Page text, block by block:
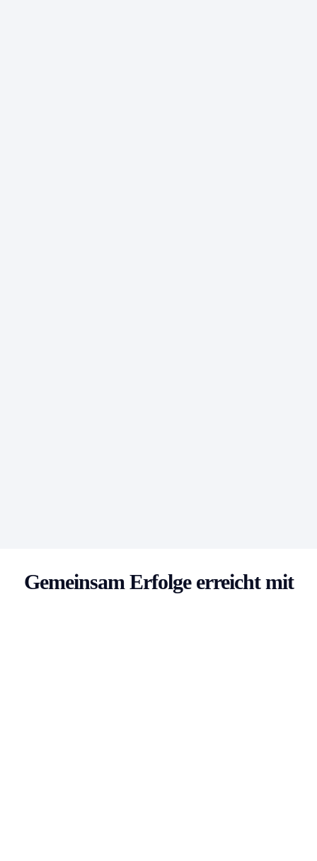
Gemeinsam Erfolge erreicht mit